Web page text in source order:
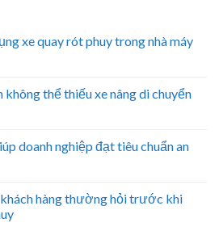
xe quay rót phuy trong nhà máy
không thể thiếu xe nâng di chuyển
doanh nghiệp đạt tiêu chuẩn an
hàng thường hỏi trước khi